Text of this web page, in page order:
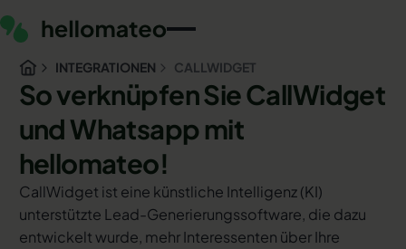
INTEGRATIONEN CALLWIDGET
So verknüpfen Sie CallWidget
und Whatsapp mit
hellomateo!
CallWidget ist eine künstliche Intelligenz (KI)
unterstützte Lead-Generierungssoftware, die dazu
entwickelt wurde, mehr Interessenten über Ihre